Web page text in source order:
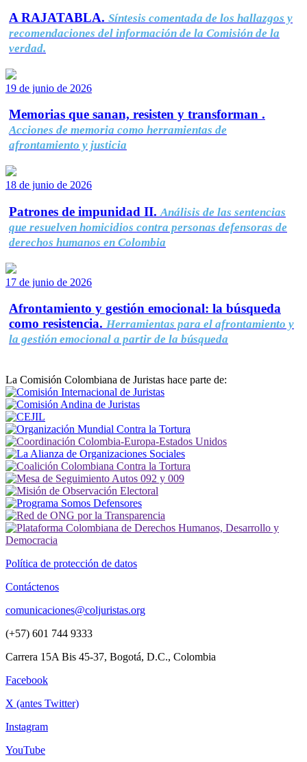
A RAJATABLA. Síntesis comentada de los hallazgos y
recomendaciones del información de la Comisión de la
verdad.
19 de junio de 2026
Memorias que sanan, resisten y transforman .
Acciones de memoria como herramientas de
afrontamiento y justicia
18 de junio de 2026
Patrones de impunidad II. Análisis de las sentencias
que resuelven homicidios contra personas defensoras de
derechos humanos en Colombia
17 de junio de 2026
Afrontamiento y gestión emocional: la búsqueda
como resistencia. Herramientas para el afrontamiento y
la gestión emocional a partir de la búsqueda
La Comisión Colombiana de Juristas hace parte de:
Política de protección de datos
Contáctenos
comunicaciones@coljuristas.org
(+57) 601 744 9333
Carrera 15A Bis 45-37, Bogotá, D.C., Colombia
Facebook
X (antes Twitter)
Instagram
YouTube